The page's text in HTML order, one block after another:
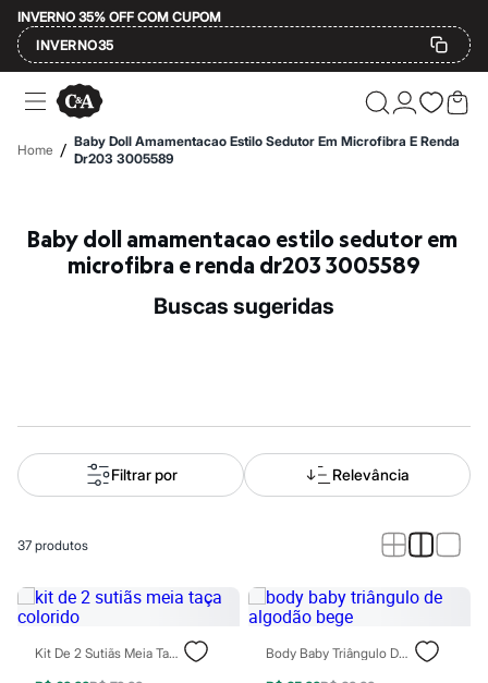
INVERNO 35% OFF COM CUPOM
INVERNO35
Ofertas
Compre por Departamento
Feminino
Masculino
Plus Size
Até 20% off
Até 40% off
A partir de 60% off
Roupas
Blusas e Camisetas
Básicos
Calças
Macacões
Shorts e Bermudas
Vestidos
Acessórios
Bolsas
Home / Baby Doll Amamentacao Estilo Sedutor Em Microfibra E Renda
Dr203 3005589
Baby doll amamentacao estilo sedutor em
microfibra e renda dr203 3005589
buscas sugeridas
Filtrar por Relevância
37 produtos
Kit De 2 Sutiãs Meia Taça Colorido Body Baby Triângulo De Algodão Bege